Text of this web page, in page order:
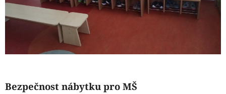
Bezpečnost nábytku pro MŠ